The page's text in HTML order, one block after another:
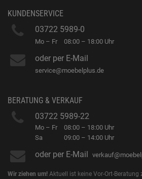
KUNDENSERVICE
03722 5989-0
Mo – Fr 08:00 – 18:00 Uhr
oder per E-Mail
service@moebelplus.de
BERATUNG & VERKAUF
03722 5989-22
Mo – Fr
Sa
08:00 – 18:00 Uhr
09:00 – 14:00 Uhr
oder per E-Mail
Wir ziehen um! Aktuell ist keine Vor-Ort-Beratung